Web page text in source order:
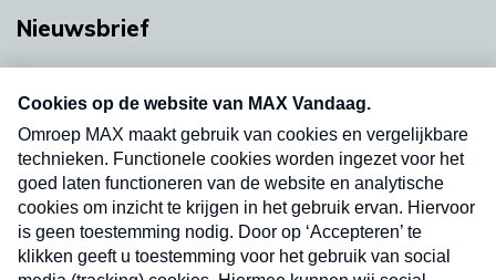
Nieuwsbrief
nieuwsbrief. Elke vrijdag- en dinsdagochtend in
uw mailbox.
Verzend